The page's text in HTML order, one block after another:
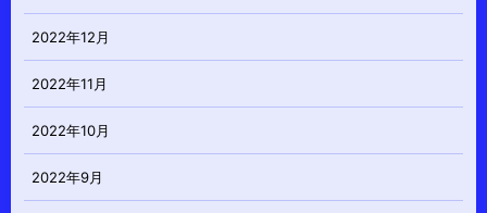
2022年12月
2022年11月
2022年10月
2022年9月